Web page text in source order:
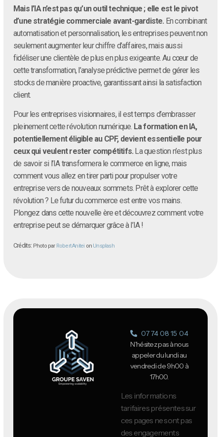
Mais l’IA n’est pas qu’un outil technique ; elle est le pivot
d’une stratégie commerciale avant-gardiste. En combinant
automatisation et personnalisation, les entreprises peuvent non
seulement augmenter leur chiffre d’affaires, mais aussi
fidéliser une clientèle de plus en plus exigeante. Au cœur de
cette transformation, l’analyse prédictive permet de gérer les
stocks de manière proactive, garantissant ainsi la satisfaction
client.
Pour les entreprises visionnaires, il est temps d’embrasser
pleinement cette révolution numérique. La formation en IA,
potentiellement éligible au CPF, devient essentielle pour
ceux qui veulent rester compétitifs. La question n’est plus
de savoir si l’IA transformera le commerce en ligne, mais
comment vous allez en tirer parti pour propulser votre
entreprise vers de nouveaux sommets. Prêt à explorer cette
révolution ? Le futur du commerce est entre vos mains.
Plongez dans cette nouvelle ère et découvrez comment votre
entreprise peut se démarquer grâce à l’IA !
Crédits: Photo par Robert Anitei on Unsplash
07 74 08 15 04
N'hésitez pas à nous
appeler du lundi au
vendredi de 9h00 à
17h00.
Les informations
tarifaires présentes sur
ces pages ne sont pas
des engagements